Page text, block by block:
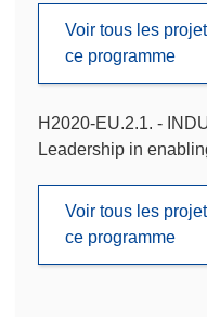
Voir tous les
ce programme
H2020-EU.2.1. -
Leadership in
Voir tous les
ce programme